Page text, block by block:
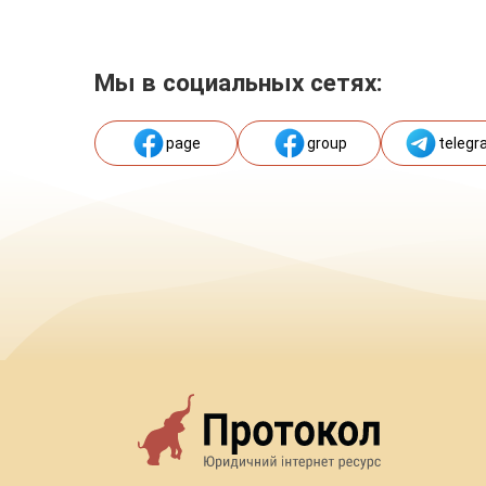
Мы в социальных сетях:
page group